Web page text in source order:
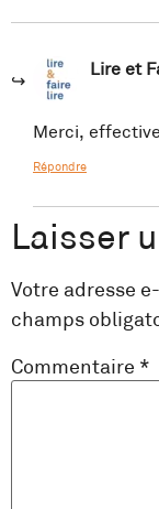
Lire et
Merci,
Répondre
Laisser
Votre adresse
champs
Commentaire *